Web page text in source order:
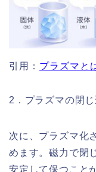
引用： プラズマと
2．プラズマの閉
次に、プラズマ化
めます。磁力で閉
安定して保つこと